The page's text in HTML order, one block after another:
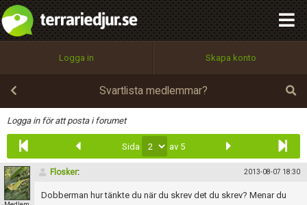
Logga in Skapa konto
Svartlista medlemmar?
Logga in för att posta i forumet
Sida av 5
Flosker: 2013-08-07 18:30
Dobberman hur tänkte du när du skrev det du skrev? Menar du
Infoga
Utför
100%
OK
integritetspolicy
Namn:
Epost:
Användarnamn:
Begär nytt lösenord
Tillbaka till förstasidan